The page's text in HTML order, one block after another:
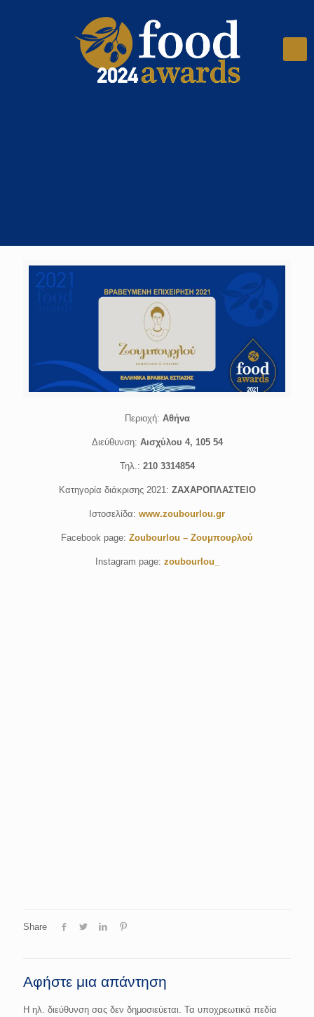
Περιοχή: Αθήνα
Διεύθυνση: Αισχύλου 4, 105 54
Τηλ.: 210 3314854
Κατηγορία διάκρισης 2021: ΖΑΧΑΡΟΠΛΑΣΤΕΙΟ
Ιστοσελίδα: www.zoubourlou.gr
Facebook page: Zoubourlou – Ζουμπουρλού
Instagram page: zoubourlou_
Share
Αφήστε μια απάντηση
Η ηλ. διεύθυνση σας δεν δημοσιεύεται. Τα υποχρεωτικά πεδία